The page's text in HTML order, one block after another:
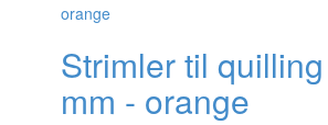
Strimler til
mm - orange